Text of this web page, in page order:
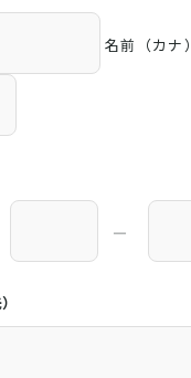
名前（カナ）
―